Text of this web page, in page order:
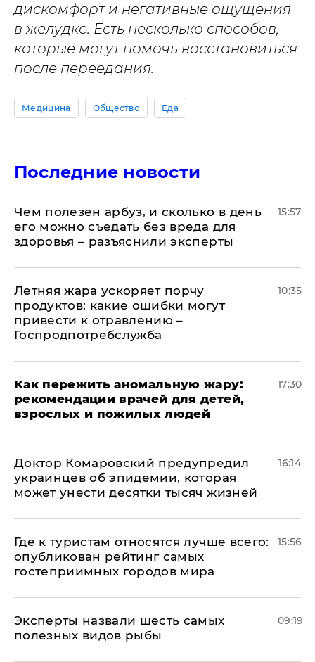
дискомфорт и негативные ощущения
в желудке. Есть несколько способов,
которые могут помочь восстановиться
после переедания.
Медицина Общество Еда
Последние новости
Чем полезен арбуз, и сколько в день
его можно съедать без вреда для
здоровья – разъяснили эксперты
15:57
Летняя жара ускоряет порчу
продуктов: какие ошибки могут
привести к отравлению –
Госпродпотребслужба
10:35
Как пережить аномальную жару:
рекомендации врачей для детей,
взрослых и пожилых людей
17:30
Доктор Комаровский предупредил
украинцев об эпидемии, которая
может унести десятки тысяч жизней
16:14
Где к туристам относятся лучше всего:
опубликован рейтинг самых
гостеприимных городов мира
15:56
Эксперты назвали шесть самых
полезных видов рыбы
09:19